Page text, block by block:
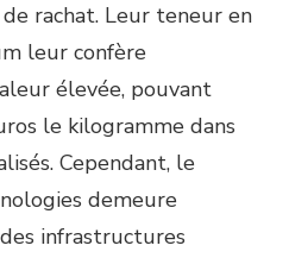
rachat. Leur teneur en
leur confère
élevée, pouvant
le kilogramme dans
Cependant, le
demeure
infrastructures